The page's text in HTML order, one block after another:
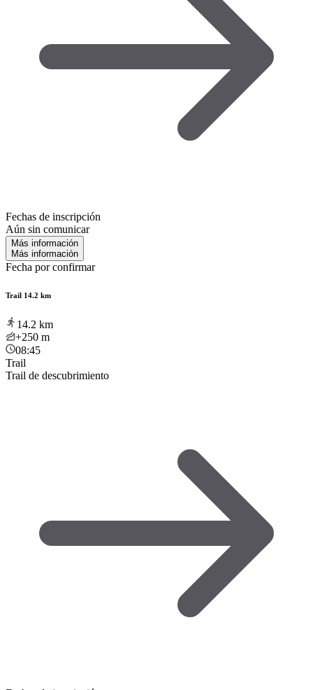
Fechas de inscripción
Aún sin comunicar
Más información
Más información
Fecha por confirmar
Trail 14.2 km
14.2 km
+250 m
08:45
Trail
Trail de descubrimiento